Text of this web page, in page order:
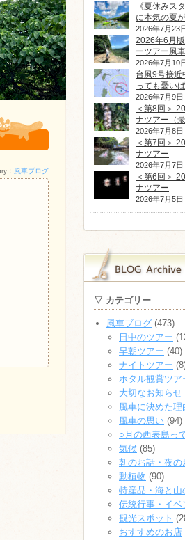
： 風車ブログ
《夏休みス
に本気の夏
2026年7月23
2026年6月
ーツアー風
2026年7月10
台風9号接近
っても憂いば
2026年7月9日
＜第8回＞
ナツアー（最
2026年7月8日
＜第7回＞
ナツアー
2026年7月7日
＜第6回＞
ナツアー
2026年7月5日
▽ カテゴリー
風車ブログ (473)
日中のツアー
早朝ツアー (40)
ナイトツアー
ホタル観賞ツア
大切なお知らせ
風車に決めた理
風車の思い (94)
○月の西表島っ
気候 (85)
朝のお話・夜の
動植物 (90)
特産品・海と山
伝統行事・イベ
観光スポット
おすすめのお店